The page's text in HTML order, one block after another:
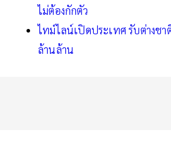
ไม่ต้องกักตัว
ไทม์ไลน์เปิดประเทศ รับต่างชา
ล้านล้าน